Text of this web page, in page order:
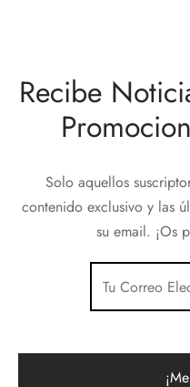
Recibe
Solo aquellos
contenido exclusivo y las
su email. ¡Os